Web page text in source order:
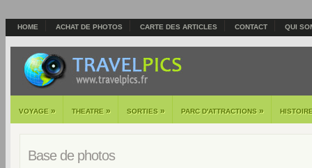
HOME ACHAT DE PHOTOS CARTE DES ARTICLES CONTACT QUI
VOYAGE » THEATRE » SORTIES » PARC D'ATTRACTIONS »
Base de photos